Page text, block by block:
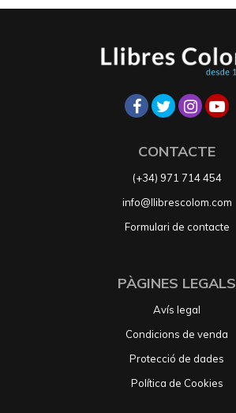
CONTACTE
(+34) 971 714 454
info@llibrescolom.com
Formulari de contacte
PÀGINES LEGALS
Avís legal
Condicions de venda
Protecció de dades
Política de Cookies